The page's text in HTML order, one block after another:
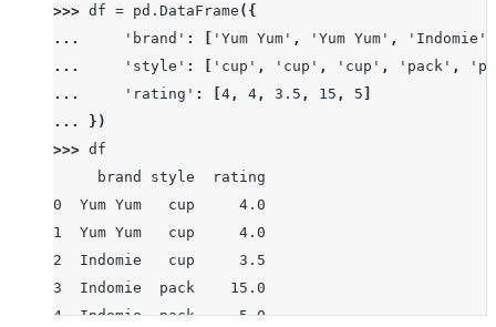
>>> df = pd . DataFrame ({
...
'brand' : 'Yum Yum' , 'Yum Yum' , 'Indomie'
...
'style' : 'cup' , 'cup' , 'cup' , 'pack' ,
...
'rating' : 4 , 4 , 3.5 , 15 , 5
...
})
>>> df
     brand style  rating
0  Yum Yum   cup     4.0
1  Yum Yum   cup     4.0
2  Indomie   cup     3.5
3  Indomie  pack    15.0
4  Indomie  pack     5.0